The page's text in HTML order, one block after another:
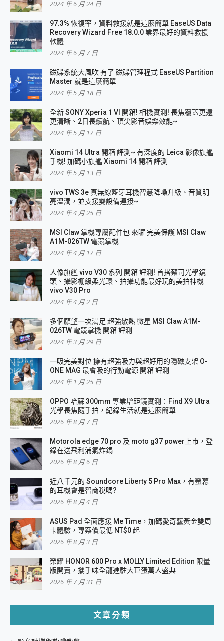
2024 年 6 月 24 日
97.3% 恢復率，資料救援就是這麼簡單 EaseUS Data
Recovery Wizard Free 18.0.0 業界最好的資料救援
軟體
2024 年 6 月 7 日
磁碟系統大風吹 有了 磁碟管理程式 EaseUS Partition
Master 就是這麼簡單
2024 年 5 月 18 日
全新 SONY Xperia 1 VI 開箱! 相機實測! 長焦覆蓋更遠
更清晰、2日長續航、頂尖影音娛樂效能~
2024 年 5 月 17 日
Xiaomi 14 Ultra 開箱 評測~ 有深度的 Leica 影像旗艦
手機! 加碼小旗艦 Xiaomi 14 開箱 評測
2024 年 5 月 13 日
vivo TWS 3e 真無線藍牙耳機智慧降噪升級、音質明
亮溫潤，並支援雙設備連接~
2024 年 4 月 25 日
MSI Claw 掌機專屬配件包 來囉 完美保護 MSI Claw
A1M-026TW 電競掌機
2024 年 4 月 17 日
人像旗艦 vivo V30 系列 開箱 評測! 首搭蔡司光學鏡
頭、攝影棚級柔光環、拍攝功能最好玩的美拍神機
vivo V30 Pro
2024 年 4 月 2 日
多個願望一次滿足 超強散熱 微星 MSI Claw A1M-
026TW 電競掌機 開箱 評測
2024 年 3 月 29 日
一吸完美對位 擁有超強吸力與超好用的隱磁支架 O-
ONE MAG 最會吸的行動電源 開箱 評測
2024 年 1 月 25 日
OPPO 哈蘇 300mm 專業增距鏡實測：Find X9 Ultra
光學長焦隨手拍，紀錄生活就是這麼簡單
2026 年 8 月 7 日
Motorola edge 70 pro 及 moto g37 power上市，登
錄在送飛利浦氣炸鍋
2026 年 8 月 6 日
近八千元的 Soundcore Liberty 5 Pro Max，有螢幕
的耳機會是智商稅嗎?
2026 年 8 月 4 日
ASUS Pad 全面應援 Me Time，加碼愛奇藝黃金雙周
卡體驗，專案價最低 NT$0 起
2026 年 8 月 3 日
榮耀 HONOR 600 Pro x MOLLY Limited Edition 限量
版開賣，攜手味全龍進駐大巨蛋萬人盛典
2026 年 7 月 31 日
文章分類